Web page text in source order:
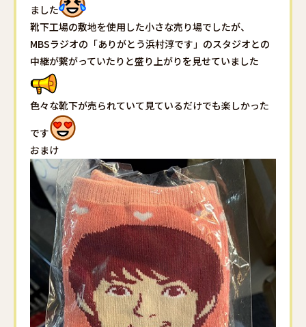
ました
靴下工場の敷地を使用した小さな売り場でしたが、
MBSラジオの「ありがとう浜村淳です」のスタジオとの
中継が繋がっていたりと盛り上がりを見せていました
色々な靴下が売られていて見ているだけでも楽しかった
です
おまけ